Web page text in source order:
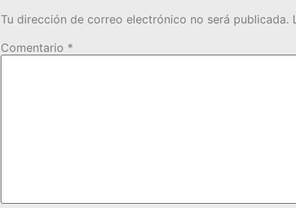
Tu dirección de correo electrónico no será publicada.
Comentario *